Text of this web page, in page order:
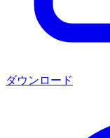
ダウンロード